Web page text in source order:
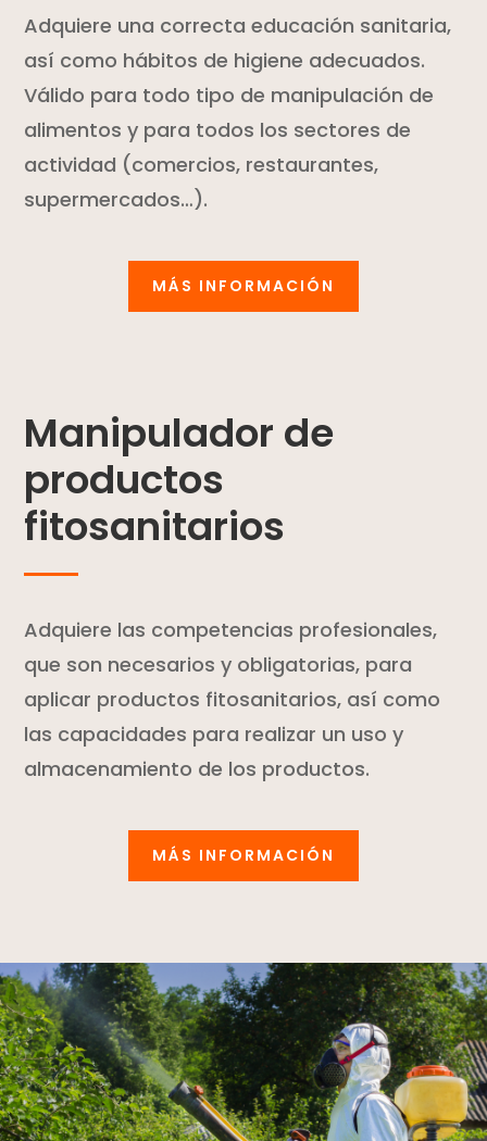
Adquiere una correcta educación sanitaria,
así como hábitos de higiene adecuados.
Válido para todo tipo de manipulación de
alimentos y para todos los sectores de
actividad (comercios, restaurantes,
supermercados…).
MÁS INFORMACIÓN
Manipulador de
productos
fitosanitarios
Adquiere las competencias profesionales,
que son necesarios y obligatorias, para
aplicar productos fitosanitarios, así como
las capacidades para realizar un uso y
almacenamiento de los productos.
MÁS INFORMACIÓN